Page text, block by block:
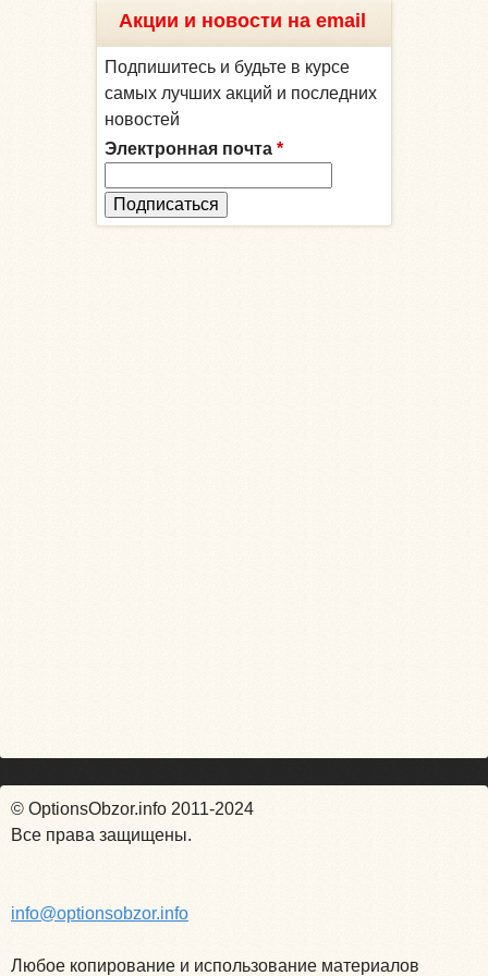
Акции и новости на email
Подпишитесь и будьте в курсе
самых лучших акций и последних
новостей
Электронная почта *
© OptionsObzor.info 2011-2024
Все права защищены.
info@optionsobzor.info
Любое копирование и использование материалов